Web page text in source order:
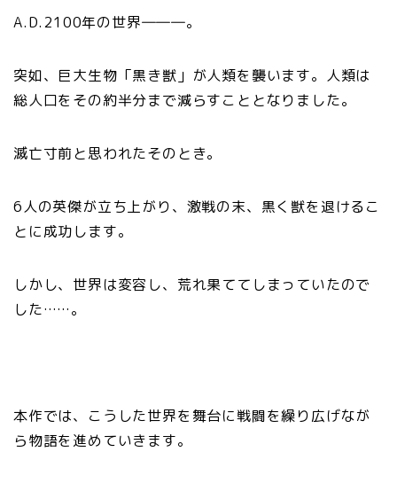
A.D.2100年の世界―――。
突如、巨大生物「黒き獣」が人類を襲います。人類は
総人口をその約半分まで減らすこととなりました。
滅亡寸前と思われたそのとき。
6人の英傑が立ち上がり、激戦の末、黒く獣を退けるこ
とに成功します。
しかし、世界は変容し、荒れ果ててしまっていたので
した……。
本作では、こうした世界を舞台に戦闘を繰り広げなが
ら物語を進めていきます。